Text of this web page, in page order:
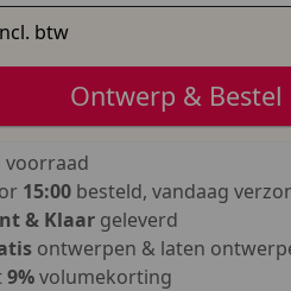
btw
Ontwerp & Bestel
voorraad
15:00besteld, vandaag
& Klaargeleverd
ontwerpen & laten
9%volumekorting